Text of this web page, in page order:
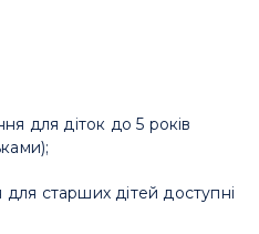
для діток до 5 років
для старших дітей доступні